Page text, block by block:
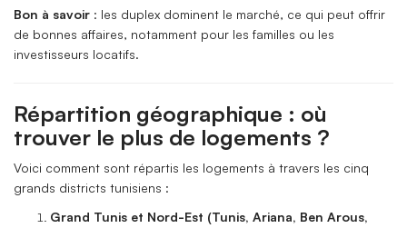
Bon à savoir : les duplex dominent le marché, ce qui peut offrir
de bonnes affaires, notamment pour les familles ou les
investisseurs locatifs.
Répartition géographique : où
trouver le plus de logements ?
Voici comment sont répartis les logements à travers les cinq
grands districts tunisiens :
Grand Tunis et Nord-Est (Tunis, Ariana, Ben Arous,